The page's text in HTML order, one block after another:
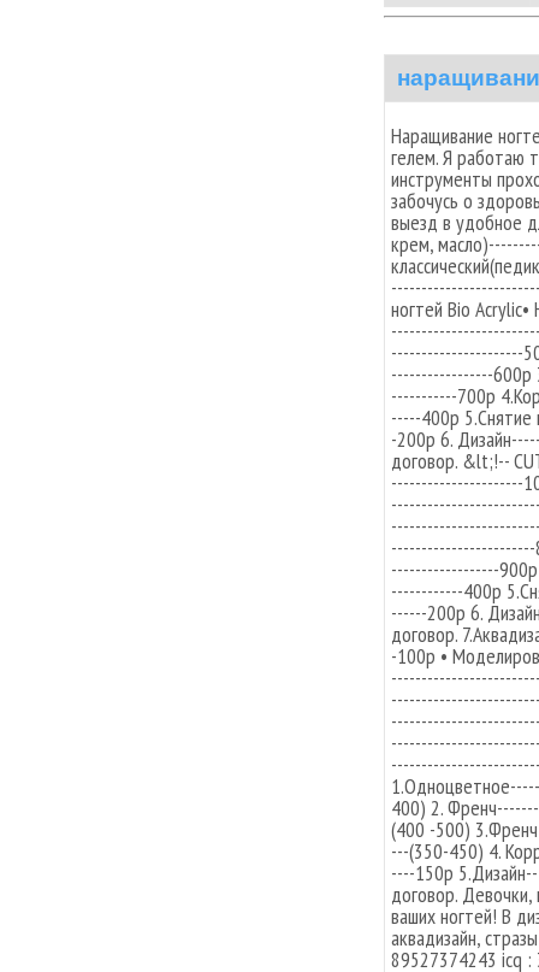
Наращивание
гелем. Я работаю
инструменты
забочусь о
выезд в удобное
крем,
ногтей Bio
----------------------
-----------------600р
-----------700р
-----400р
-200р 6.
договор. &lt;!--
----------------------
------------------------
------------------
------------400р
------200р 6.
договор.
-100р •
400) 2.
(400 -500)
---(350-450) 4.
----150р
договор. Девочки,
ваших ногтей! В
аквадизайн,
89527374243 icq :